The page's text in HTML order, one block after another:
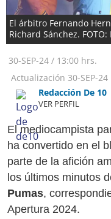
El árbitro Fernando
Richard Sánchez. FOTO:
30-SEP-24 / 13:00 hrs.
Actualización 30-SEP-24
Redacción De 10
VER PERFIL
El mediocampista
ha convertido en el
parte de la afición
los últimos minutos
Pumas,
Apertura 2024.